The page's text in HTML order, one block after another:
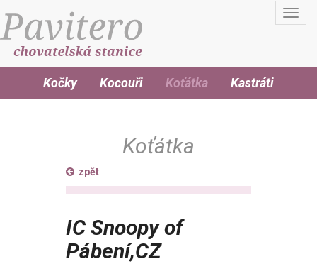
Kočky Kocouři Koťátka Kastráti
Koťátka
zpět
IC Snoopy of
Pábení,CZ